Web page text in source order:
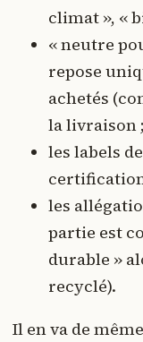
climat », «
« neutre
repose
achetés
la livraison ;
les labels
les
partie est
durable »
recyclé).
Il en va de